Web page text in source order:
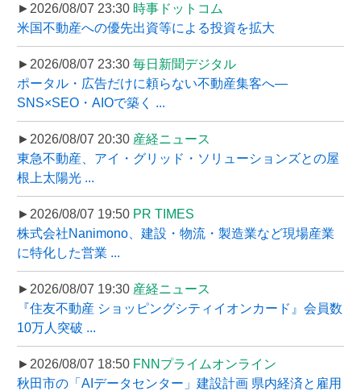
►2026/08/07 23:30 時事ドットコム
米国不動産への優先出資等による投資を拡大
►2026/08/07 23:30 毎日新聞デジタル
ポータル・広告だけに頼らない不動産集客へ―
SNS×SEO・AIOで築く ...
►2026/08/07 20:30 産経ニュース
東急不動産、アイ・グリッド・ソリューションズとの屋
根上太陽光 ...
►2026/08/07 19:50 PR TIMES
株式会社Nanimono、建設・物流・製造業など現場産業
に特化した営業 ...
►2026/08/07 19:30 産経ニュース
『住友不動産 ショッピングシティイオンカード』会員数
10万人突破 ...
►2026/08/07 18:50 FNNプライムオンライン
秋田市の「AIデータセンター」建設計画 県内経済と雇用